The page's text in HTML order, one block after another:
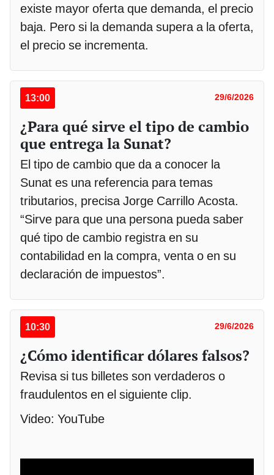
existe mayor oferta que demanda, el precio
baja. Pero si la demanda supera a la oferta,
el precio se incrementa.
13:00 29/6/2026
¿Para qué sirve el tipo de cambio
que entrega la Sunat?
El tipo de cambio que da a conocer la
Sunat es una referencia para temas
tributarios, precisa Jorge Carrillo Acosta.
“Sirve para que una persona pueda saber
qué tipo de cambio registra en su
contabilidad en la compra, venta o en su
declaración de impuestos”.
10:30 29/6/2026
¿Cómo identificar dólares falsos?
Revisa si tus billetes son verdaderos o
fraudulentos en el siguiente clip.
Video: YouTube